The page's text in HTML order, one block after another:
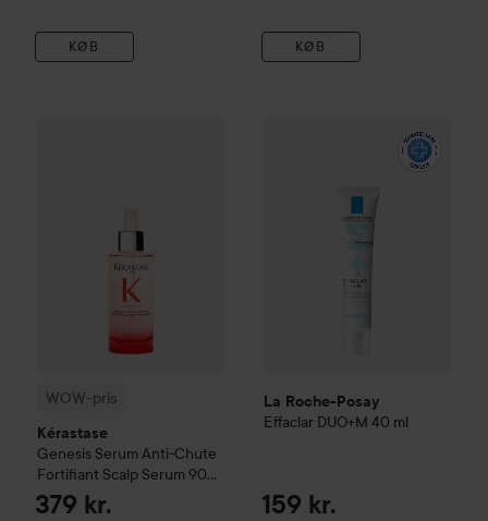
KØB KØB
WOW-pris
Kérastase
Genesis Serum Anti-Chute
Fortifiant Scalp Serum90
ml
379 kr.
Serum Anti-Chute Fortifiant
La Roche-Posay
Effaclar DUO+M 40 ml
159 kr.